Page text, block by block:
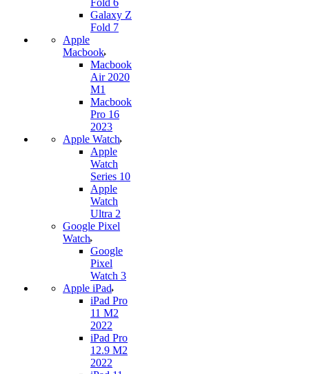
Fold 6
Galaxy Z
Fold 7
Apple
Macbook
Macbook
Air 2020
M1
Macbook
Pro 16
2023
Apple Watch
Apple
Watch
Series 10
Apple
Watch
Ultra 2
Google Pixel
Watch
Google
Pixel
Watch 3
Apple iPad
iPad Pro
11 M2
2022
iPad Pro
12.9 M2
2022